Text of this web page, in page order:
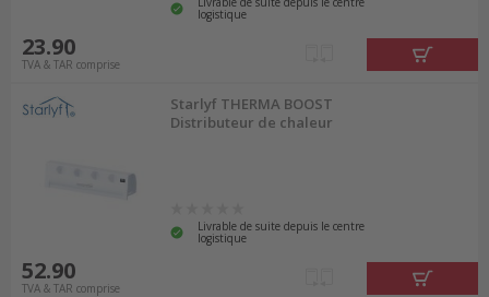
logistique
23.90
TVA & TAR comprise
Starlyf THERMA BOOST
Distributeur de chaleur
Livrable de suite depuis le centre
logistique
52.90
TVA & TAR comprise